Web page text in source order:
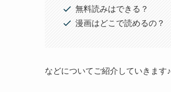
無料読みはできる？
漫画はどこで読めるの？
などについてご紹介していきます♪